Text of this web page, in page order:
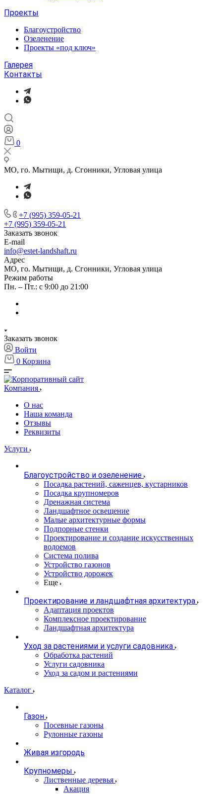
Проекты
Благоустройство
Озеленение
Проекты «под ключ»
Галерея
Контакты
0
МО, го. Мытищи, д. Сгонники, Угловая улица
+7 (995) 359-05-21
+7 (995) 359-05-21
Заказать звонок
E-mail
info@estet-landshaft.ru
Адрес
МО, го. Мытищи, д. Сгонники, Угловая улица
Режим работы
Пн. – Пт.: с 9:00 до 21:00
Заказать звонок
Войти
0 Корзина
Компания
О нас
Наша команда
Отзывы
Реквизиты
Услуги
Благоустройство и озеленение
Посадка растений, саженцев, кустарников
Посадка крупномеров
Дренажная система
Ландшафтное освещение
Малые архитектурные формы
Подпорные стенки
Проектирование и создание искусственных
водоемов
Система полива
Устройство газонов
Устройство дорожек
Еще
Проектирование и ландшафтная архитектура
Адаптация проектов
Комплексное проектирование
Ландшафтная архитектура
Уход за растениями и услуги садовника
Обработка растений
Услуги садовника
Уход за садом и растениями
Каталог
Газон
Посевные газоны
Рулонные газоны
Живая изгородь
Крупномеры
Лиственные деревья
Акация